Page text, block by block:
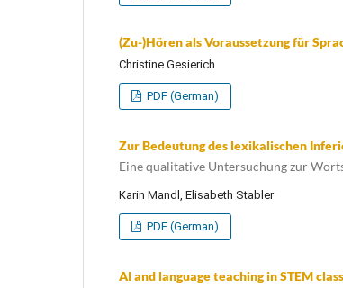
(Zu-)Hören als Voraussetzung für
Christine Gesierich
PDF (German)
Zur Bedeutung des lexikalischen
Eine qualitative Untersuchung zur
Karin Mandl, Elisabeth Stabler
PDF (German)
AI and language teaching in STEM